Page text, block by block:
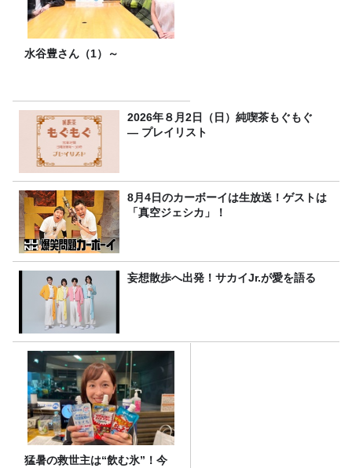
水谷豊さん（1）～
2026年８月2日（日）純喫茶もぐもぐ
― プレイリスト
8月4日のカーボーイは生放送！ゲストは
「真空ジェシカ」！
妄想散歩へ出発！サカイJr.が愛を語る
猛暑の救世主は“飲む氷”！今